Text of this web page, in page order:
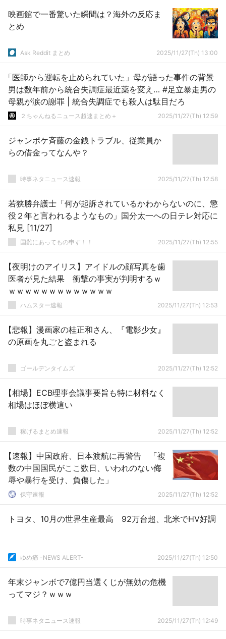
映画館で一番驚いた瞬間は？海外の反応ま
とめ
Ask Reddit まとめ 2025/11/27(Th) 13:00
「医師から運転を止められていた」母が語った事件の背景
男は数年前から統合失調症最近薬を変え… #足立暴走男の
母親が涙の謝罪 | 統合失調症でも殺人は駄目だろ
２ちゃんねるニュース超速まとめ＋ 2025/11/27(Th) 12:59
ジャンポケ斉藤の金銭トラブル、従業員か
らの借金ってなんや？
時事ネタニュース速報 2025/11/27(Th) 12:58
若狭勝弁護士「何が起訴されているかわからないのに、懲
役２年と言われるようなもの」国分太一への日テレ対応に
私見 [11/27]
国難にあってもの申す！！ 2025/11/27(Th) 12:55
【夜明けのアイリス】アイドルの顔写真を歯
医者が見た結果 衝撃の事実が判明するｗ
ｗｗｗｗｗｗｗｗｗｗｗｗｗ
ハムスター速報 2025/11/27(Th) 12:53
【悲報】漫画家の桂正和さん、『電影少女』
の原画を丸ごと盗まれる
ゴールデンタイムズ 2025/11/27(Th) 12:52
【相場】ECB理事会議事要旨も特に材料なく
相場はほぼ横這い
稼げるまとめ速報 2025/11/27(Th) 12:52
【速報】中国政府、日本渡航に再警告 「複
数の中国国民がここ数日、いわれのない侮
辱や暴行を受け、負傷した」
保守速報 2025/11/27(Th) 12:52
トヨタ、10月の世界生産最高 92万台超、北米でHV好調
ゆめ痛 -NEWS ALERT- 2025/11/27(Th) 12:50
年末ジャンボで7億円当選くじが無効の危機
ってマジ？ｗｗｗ
時事ネタニュース速報 2025/11/27(Th) 12:49